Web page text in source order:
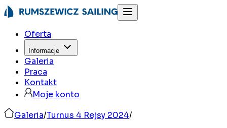
Oferta
Informacje
Galeria
Praca
Kontakt
Moje konto
Galeria/Turnus 4 Rejsy 2024/